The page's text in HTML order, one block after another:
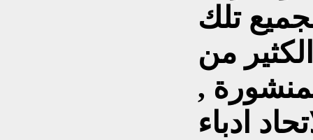
تلك
من
,
ادباء